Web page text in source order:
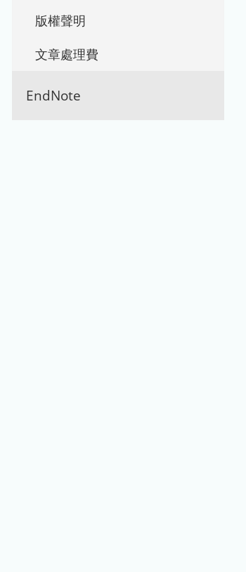
版權聲明
文章處理費
EndNote